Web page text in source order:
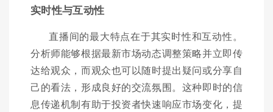
实时性与互动性
直播间的最大特点在于其实时性和互动性。
分析师能够根据最新市场动态调整策略并立即传
达给观众，而观众也可以随时提出疑问或分享自
己的看法，形成良好的交流氛围。这种即时的信
息传递机制有助于投资者快速响应市场变化，提